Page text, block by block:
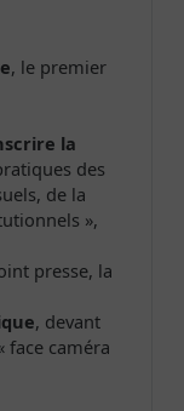
, le premier
la
des
de la
»,
presse, la
, devant
face caméra